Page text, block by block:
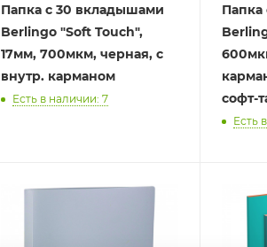
Папка с 30 вкладышами
Berlingo "Soft Touch",
17мм, 700мкм, черная, с
внутр. карманом
Есть в наличии: 7
софт-
Есть